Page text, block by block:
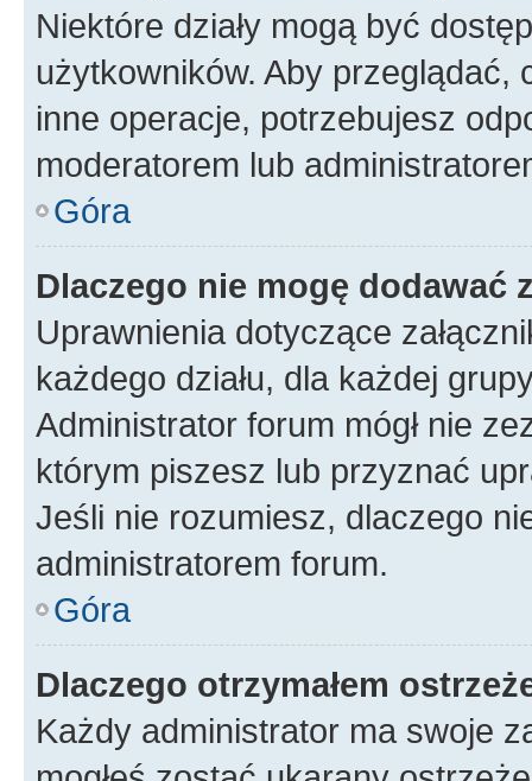
Niektóre działy mogą być
użytkowników. Aby
inne operacje, potrzebujesz
moderatorem lub
Góra
Dlaczego nie mogę dodawać
Uprawnienia dotyczące
każdego działu, dla każdej
Administrator forum mógł nie
którym piszesz lub przyznać
Jeśli nie rozumiesz, dlaczego
administratorem forum.
Góra
Dlaczego otrzymałem
Każdy administrator ma swoje